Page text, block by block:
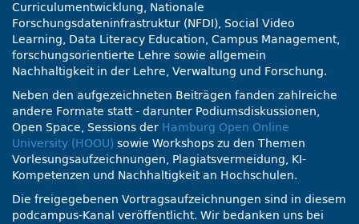
Curriculumentwicklung, Nationale
Forschungsdateninfrastruktur (NFDI), Social Video
Learning, Data Literacy Education, Campus Management,
forschungsorientierte Lehre sowie allgemein
Nachhaltigkeit in der Lehre, Verwaltung und Forschung.
Neben den aufgezeichneten Beiträgen fanden zahlreiche
andere Formate statt - darunter Podiumsdiskussionen,
Open Space, Sessions der Hamburg Open Online
University (HOOU) sowie Workshops zu den Themen
Vorlesungsaufzeichnungen, Plagiatsvermeidung, KI-
Kompetenzen und Nachhaltigkeit an Hochschulen.
Die freigegebenen Vortragsaufzeichnungen sind in diesem
podcampus-Kanal veröffentlicht. Wir bedanken uns bei